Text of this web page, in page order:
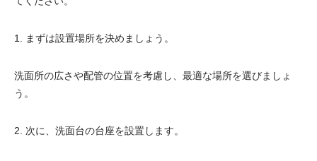
1. まずは設置場所を決めましょう。
洗面所の広さや配管の位置を考慮し、最適な場所を選びましょ
う。
2. 次に、洗面台の台座を設置します。